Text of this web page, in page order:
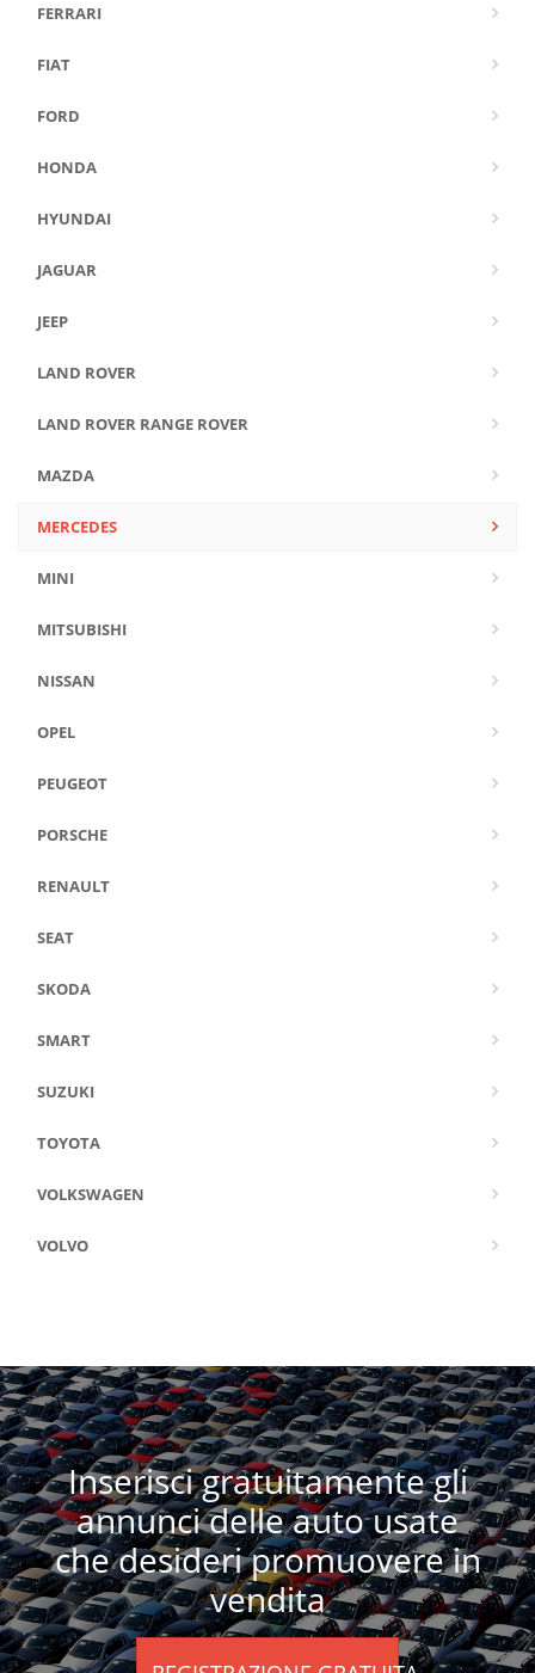
FERRARI
FIAT
FORD
HONDA
HYUNDAI
JAGUAR
JEEP
LAND ROVER
LAND ROVER RANGE ROVER
MAZDA
MERCEDES
MINI
MITSUBISHI
NISSAN
OPEL
PEUGEOT
PORSCHE
RENAULT
SEAT
SKODA
SMART
SUZUKI
TOYOTA
VOLKSWAGEN
VOLVO
Inserisci gratuitamente gli
annunci delle auto usate
che desideri promuovere in
vendita